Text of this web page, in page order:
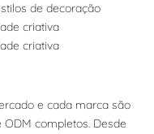
de decoração
criativa
criativa
e cada marca são
ODM completos. Desde